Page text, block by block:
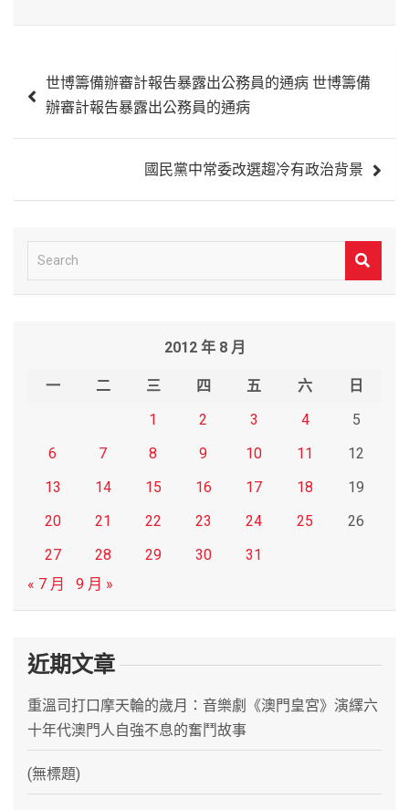
章 世博籌備辦審計報告暴露出公務員的通病 世博籌備
辦審計報告暴露出公務員的通病
國民黨中常委改選趨冷有政治背景
e
2012 年 8 月
一 二 三 四 五 六
日
1
2 3 4
5
6
7 8 9 10 11
12
13
14 15 16 17 18
19
20
21 22 23 24 25
26
27
28 29 30
31
« 7 月
9 月 »
近期文章
重溫司打口摩天輪的歲月：音樂劇《澳門皇宮》演繹六
十年代澳門人自強不息的奮鬥故事
(無標題)